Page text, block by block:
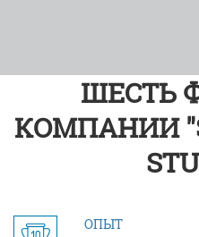
ШЕСТЬ
КОМПАНИИ
ОПЫТ